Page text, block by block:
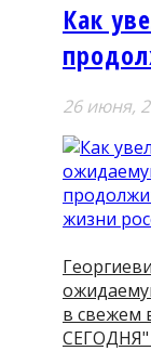
Как
26 июня,
в свежем
СЕГОДНЯ"